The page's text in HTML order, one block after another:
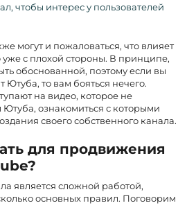
чтобы интерес у пользователей
могут и пожаловаться, что влияет
уже с плохой стороны. В принципе,
обоснованной, поэтому если вы
Ютуба, то вам бояться нечего.
на видео, которое не
Ютуба, ознакомиться с которыми
своего собственного канала.
для продвижения
является сложной работой,
основных правил. Поговорим